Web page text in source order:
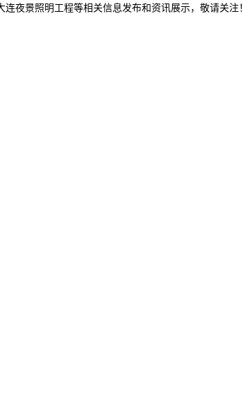
夜景照明工程等相关信息发布和资讯展示，敬请关注！